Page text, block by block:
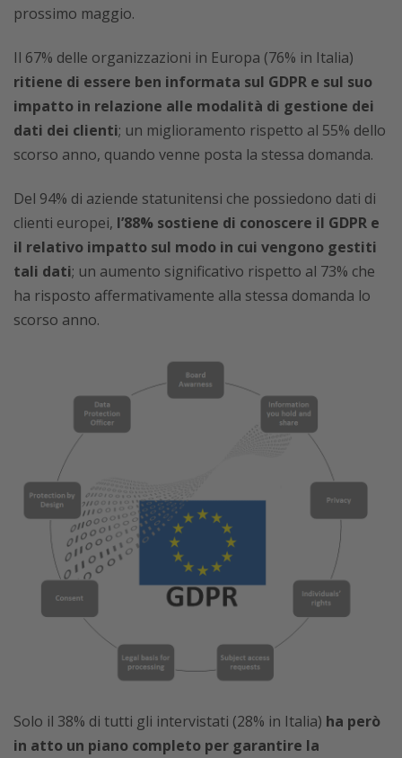
prossimo maggio.
Il 67% delle organizzazioni in Europa (76% in Italia)
ritiene di essere ben informata sul GDPR e sul suo
impatto in relazione alle modalità di gestione dei
dati dei clienti; un miglioramento rispetto al 55% dello
scorso anno, quando venne posta la stessa domanda.
Del 94% di aziende statunitensi che possiedono dati di
clienti europei, l’88% sostiene di conoscere il GDPR e
il relativo impatto sul modo in cui vengono gestiti
tali dati; un aumento significativo rispetto al 73% che
ha risposto affermativamente alla stessa domanda lo
scorso anno.
Solo il 38% di tutti gli intervistati (28% in Italia) ha però
in atto un piano completo per garantire la